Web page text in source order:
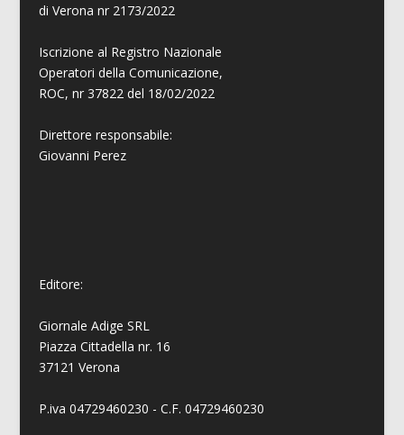
di Verona nr 2173/2022
Iscrizione al Registro Nazionale
Operatori della Comunicazione,
ROC, nr 37822 del 18/02/2022
Direttore responsabile:
Giovanni Perez
Editore:
Giornale Adige SRL
Piazza Cittadella nr. 16
37121 Verona
P.iva 04729460230 - C.F. 04729460230